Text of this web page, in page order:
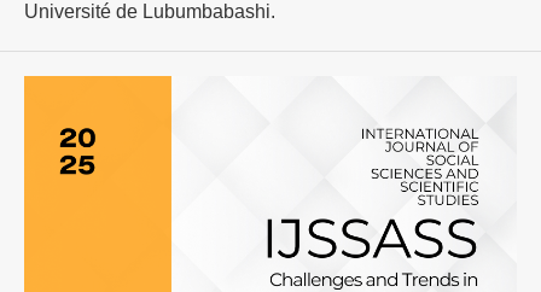
Université de Lubumbabashi.